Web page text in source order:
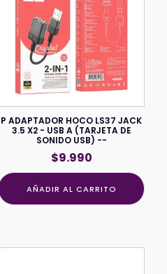
P ADAPTADOR HOCO LS37 JACK
3.5 X2 - USB A (TARJETA DE
SONIDO USB) --
$9.990
AÑADIR AL CARRITO